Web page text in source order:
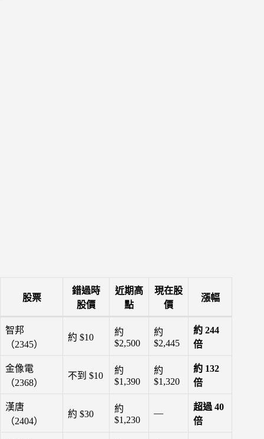
股票
錯過時
股價
近期高
點
現在股
價
漲幅
智邦
（2345）
約 $10
約
$2,500
約
$2,445
約 244
倍
金像電
（2368）
不到 $10
約
$1,390
約
$1,320
約 132
倍
漢唐
（2404）
約 $30
約
$1,230
—
超過 40
倍